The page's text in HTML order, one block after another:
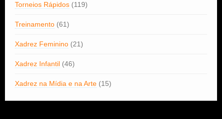
Torneios Rápidos (119)
Treinamento (61)
Xadrez Feminino (21)
Xadrez Infantil (46)
Xadrez na Mídia e na Arte (15)